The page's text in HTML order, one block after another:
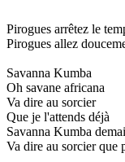
Pirogues arrêtez le
Pirogues allez
Savanna Kumba
Oh savane africana
Va dire au sorcier
Que je l'attends déjà
Savanna Kumba
Va dire au sorcier que